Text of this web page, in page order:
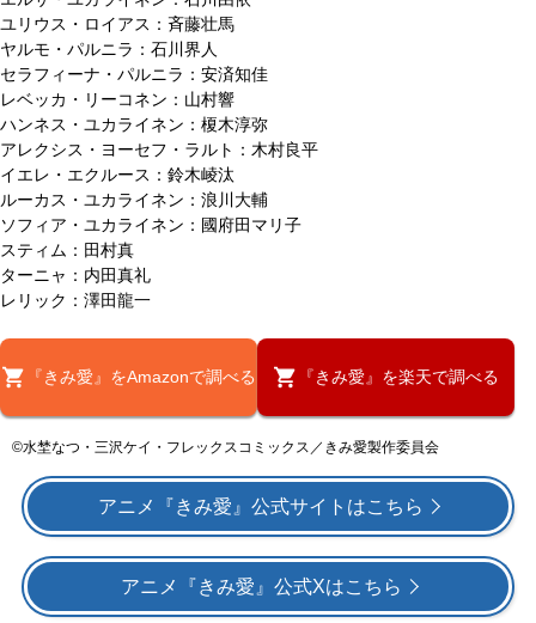
ユリウス・ロイアス：斉藤壮馬
ヤルモ・パルニラ：石川界人
セラフィーナ・パルニラ：安済知佳
レベッカ・リーコネン：山村響
ハンネス・ユカライネン：榎木淳弥
アレクシス・ヨーセフ・ラルト：木村良平
イエレ・エクルース：鈴木崚汰
ルーカス・ユカライネン：浪川大輔
ソフィア・ユカライネン：國府田マリ子
スティム：田村真
ターニャ：内田真礼
レリック：澤田龍一
『きみ愛』をAmazonで調べる 『きみ愛』を楽天で調べる
©水埜なつ・三沢ケイ・フレックスコミックス／きみ愛製作委員会
アニメ『きみ愛』公式サイトはこちら
アニメ『きみ愛』公式Xはこちら